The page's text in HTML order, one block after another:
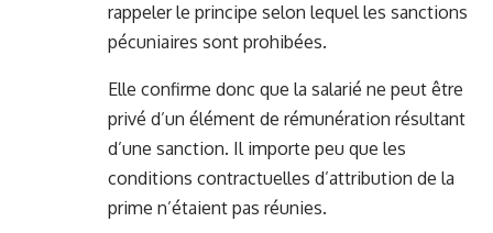
rappeler le principe selon lequel les sanctions
pécuniaires sont prohibées.
Elle confirme donc que la salarié ne peut être
privé d’un élément de rémunération résultant
d’une sanction. Il importe peu que les
conditions contractuelles d’attribution de la
prime n’étaient pas réunies.